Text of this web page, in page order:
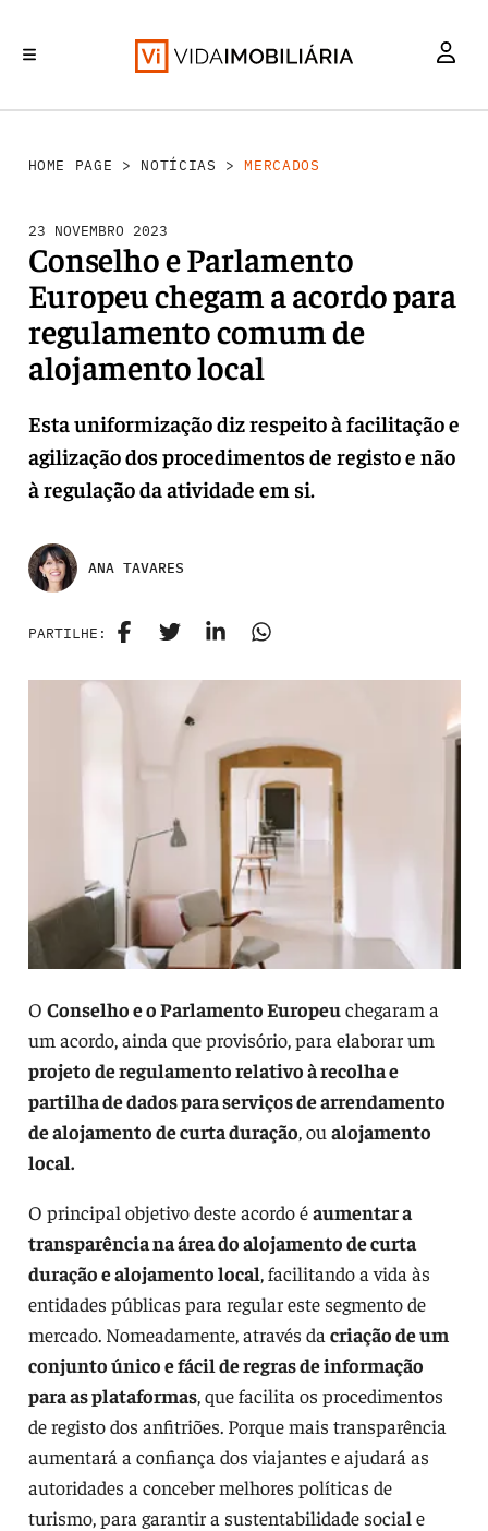
HOME PAGE > NOTÍCIAS >MERCADOS
23 NOVEMBRO 2023
Conselho e Parlamento
Europeu chegam a acordo para
regulamento comum de
alojamento local
Esta uniformização diz respeito à facilitação e
agilização dos procedimentos de registo e não
à regulação da atividade em si.
ANA TAVARES
PARTILHE:
O Conselho e o Parlamento Europeuchegaram a
um acordo, ainda que provisório, para elaborar um
projeto de regulamento relativo à recolha e
partilha de dados para serviços de arrendamento
de alojamento de curta duração, ou alojamento
local.
O principal objetivo deste acordo éaumentar a
transparência na área do alojamento de curta
duração e alojamento local, facilitando a vida às
entidades públicas para regular este segmento de
mercado. Nomeadamente, através da criação de um
conjunto único e fácil de regras de informação
para as plataformas, que facilita os procedimentos
de registo dos anfitriões. Porque mais transparência
aumentará a confiança dos viajantes e ajudará as
autoridades a conceber melhores políticas de
turismo, para garantir a sustentabilidade social e